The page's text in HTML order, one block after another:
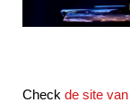
Check de site